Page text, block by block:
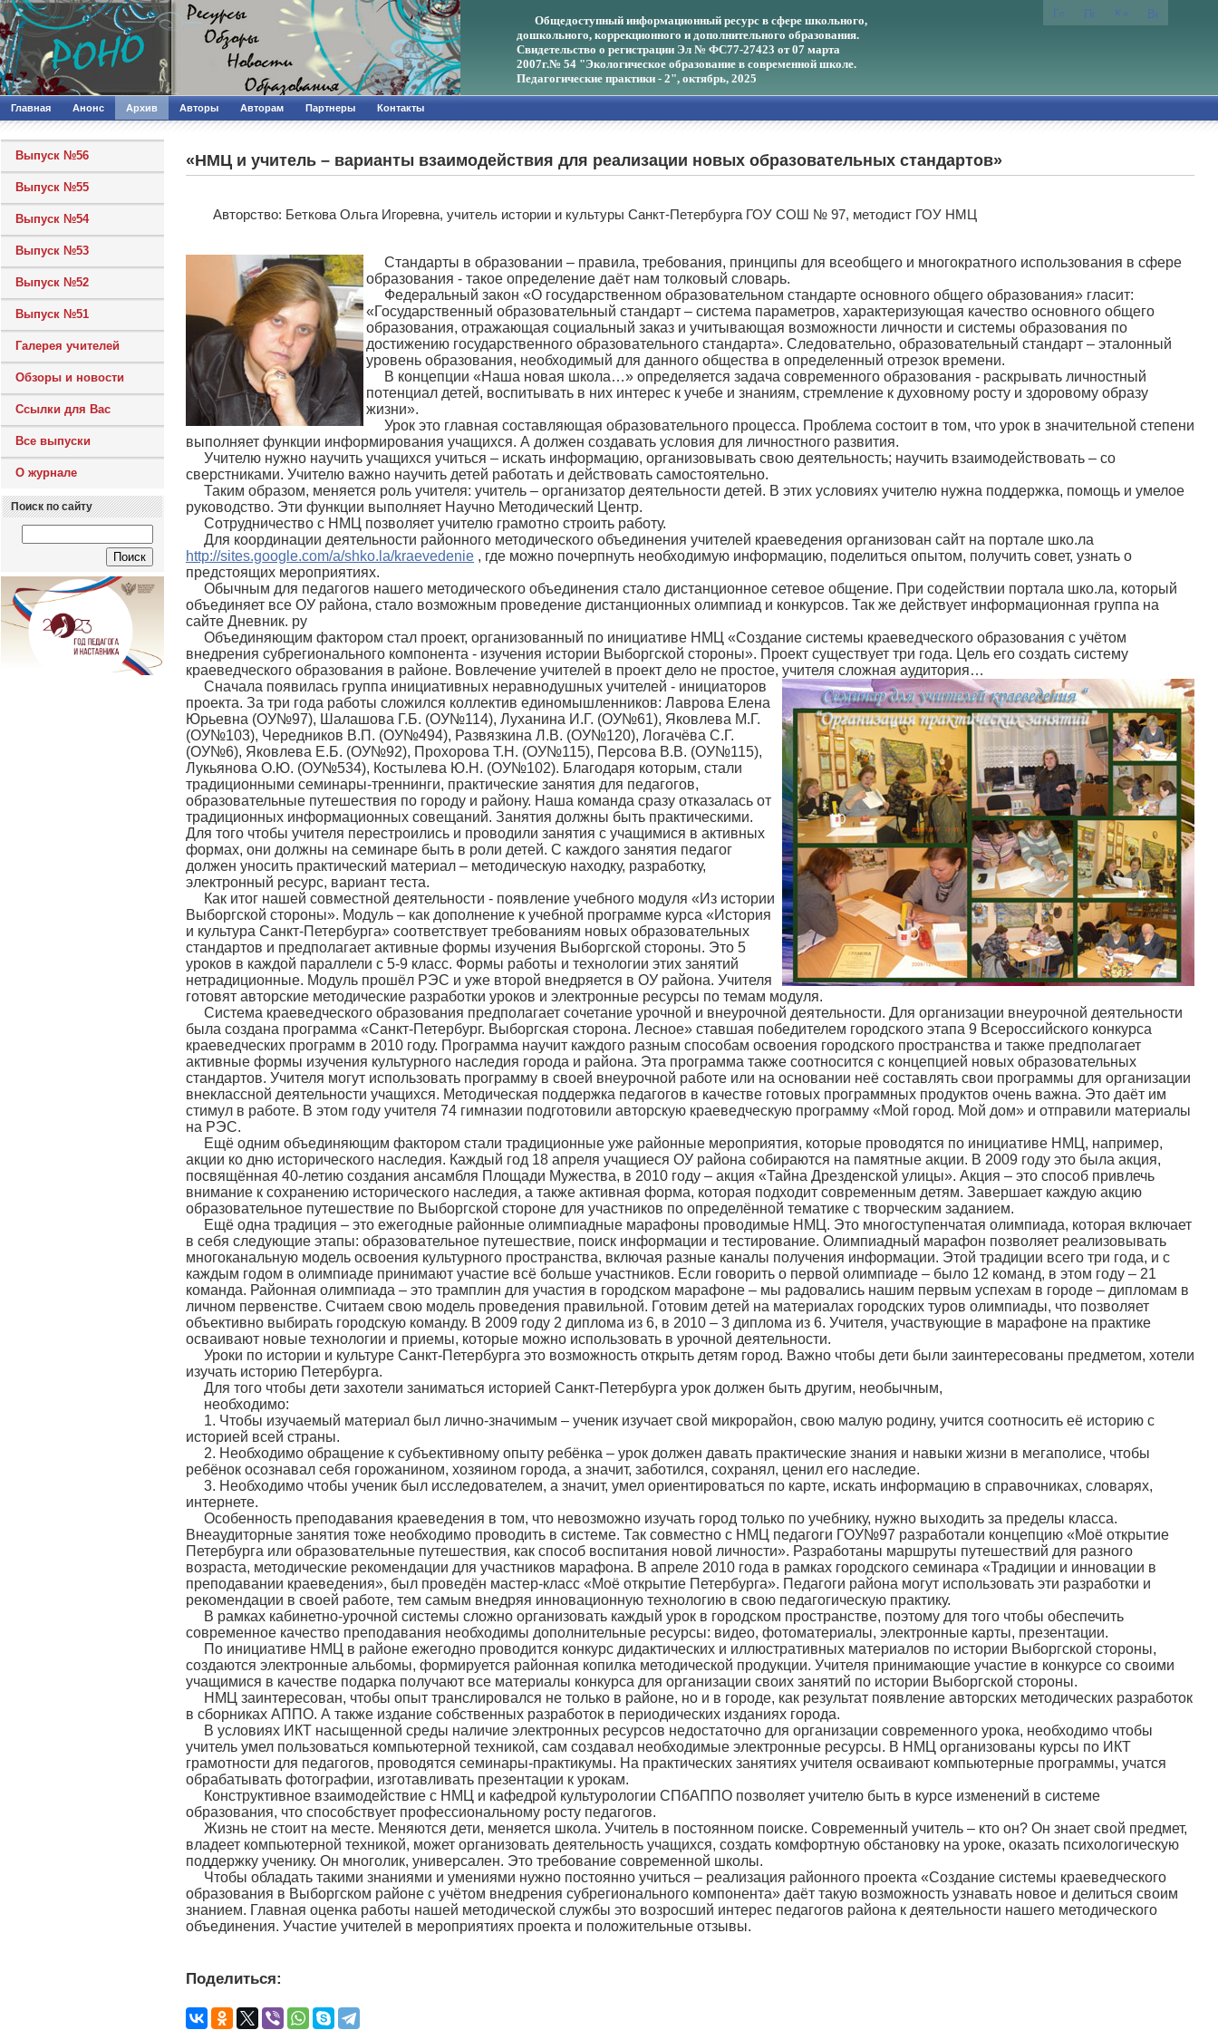
Общедоступный информационный ресурс в сфере школьного,
дошкольного, коррекционного и дополнительного образования.
Свидетельство о регистрации Эл № ФС77-27423 от 07 марта
2007г.№ 54 "Экологическое образование в современной школе.
Педагогические практики - 2", октябрь, 2025
Главная Анонс Архив Авторы Авторам Партнеры Контакты
Выпуск №56
Выпуск №55
Выпуск №54
Выпуск №53
Выпуск №52
Выпуск №51
Галерея учителей
Обзоры и новости
Ссылки для Вас
Все выпуски
О журнале
Поиск по сайту
«НМЦ и учитель – варианты взаимодействия для реализации новых образовательных стандартов»
Авторcтво: Беткова Ольга Игоревна, учитель истории и культуры Санкт-Петербурга ГОУ СОШ № 97, методист ГОУ НМЦ
Стандарты в образовании – правила, требования, принципы для всеобщего и многократного использования в сфере
образования - такое определение даёт нам толковый словарь.
Федеральный закон «О государственном образовательном стандарте основного общего образования» гласит:
«Государственный образовательный стандарт – система параметров, характеризующая качество основного общего
образования, отражающая социальный заказ и учитывающая возможности личности и системы образования по
достижению государственного образовательного стандарта». Следовательно, образовательный стандарт – эталонный
уровень образования, необходимый для данного общества в определенный отрезок времени.
В концепции «Наша новая школа…» определяется задача современного образования - раскрывать личностный
потенциал детей, воспитывать в них интерес к учебе и знаниям, стремление к духовному росту и здоровому образу
жизни».
Урок это главная составляющая образовательного процесса. Проблема состоит в том, что урок в значительной степени
выполняет функции информирования учащихся. А должен создавать условия для личностного развития.
Учителю нужно научить учащихся учиться – искать информацию, организовывать свою деятельность; научить взаимодействовать – со
сверстниками. Учителю важно научить детей работать и действовать самостоятельно.
Таким образом, меняется роль учителя: учитель – организатор деятельности детей. В этих условиях учителю нужна поддержка, помощь и умелое
руководство. Эти функции выполняет Научно Методический Центр.
Сотрудничество с НМЦ позволяет учителю грамотно строить работу.
Для координации деятельности районного методического объединения учителей краеведения организован сайт на портале шко.ла
http://sites.google.com/a/shko.la/kraevedenie , где можно почерпнуть необходимую информацию, поделиться опытом, получить совет, узнать о
предстоящих мероприятиях.
Обычным для педагогов нашего методического объединения стало дистанционное сетевое общение. При содействии портала шко.ла, который
объединяет все ОУ района, стало возможным проведение дистанционных олимпиад и конкурсов. Так же действует информационная группа на
сайте Дневник. ру
Объединяющим фактором стал проект, организованный по инициативе НМЦ «Создание системы краеведческого образования с учётом
внедрения субрегионального компонента - изучения истории Выборгской стороны». Проект существует три года. Цель его создать систему
краеведческого образования в районе. Вовлечение учителей в проект дело не простое, учителя сложная аудитория…
Сначала появилась группа инициативных неравнодушных учителей - инициаторов
проекта. За три года работы сложился коллектив единомышленников: Лаврова Елена
Юрьевна (ОУ№97), Шалашова Г.Б. (ОУ№114), Луханина И.Г. (ОУ№61), Яковлева М.Г.
(ОУ№103), Чередников В.П. (ОУ№494), Развязкина Л.В. (ОУ№120), Логачёва С.Г.
(ОУ№6), Яковлева Е.Б. (ОУ№92), Прохорова Т.Н. (ОУ№115), Персова В.В. (ОУ№115),
Лукьянова О.Ю. (ОУ№534), Костылева Ю.Н. (ОУ№102). Благодаря которым, стали
традиционными семинары-треннинги, практические занятия для педагогов,
образовательные путешествия по городу и району. Наша команда сразу отказалась от
традиционных информационных совещаний. Занятия должны быть практическими.
Для того чтобы учителя перестроились и проводили занятия с учащимися в активных
формах, они должны на семинаре быть в роли детей. С каждого занятия педагог
должен уносить практический материал – методическую находку, разработку,
электронный ресурс, вариант теста.
Как итог нашей совместной деятельности - появление учебного модуля «Из истории
Выборгской стороны». Модуль – как дополнение к учебной программе курса «История
и культура Санкт-Петербурга» соответствует требованиям новых образовательных
стандартов и предполагает активные формы изучения Выборгской стороны. Это 5
уроков в каждой параллели с 5-9 класс. Формы работы и технологии этих занятий
нетрадиционные. Модуль прошёл РЭС и уже второй внедряется в ОУ района. Учителя
готовят авторские методические разработки уроков и электронные ресурсы по темам модуля.
Система краеведческого образования предполагает сочетание урочной и внеурочной деятельности. Для организации внеурочной деятельности
была создана программа «Санкт-Петербург. Выборгская сторона. Лесное» ставшая победителем городского этапа 9 Всероссийского конкурса
краеведческих программ в 2010 году. Программа научит каждого разным способам освоения городского пространства и также предполагает
активные формы изучения культурного наследия города и района. Эта программа также соотносится с концепцией новых образовательных
стандартов. Учителя могут использовать программу в своей внеурочной работе или на основании неё составлять свои программы для организации
внеклассной деятельности учащихся. Методическая поддержка педагогов в качестве готовых программных продуктов очень важна. Это даёт им
стимул в работе. В этом году учителя 74 гимназии подготовили авторскую краеведческую программу «Мой город. Мой дом» и отправили материалы
на РЭС.
Ещё одним объединяющим фактором стали традиционные уже районные мероприятия, которые проводятся по инициативе НМЦ, например,
акции ко дню исторического наследия. Каждый год 18 апреля учащиеся ОУ района собираются на памятные акции. В 2009 году это была акция,
посвящённая 40-летию создания ансамбля Площади Мужества, в 2010 году – акция «Тайна Дрезденской улицы». Акция – это способ привлечь
внимание к сохранению исторического наследия, а также активная форма, которая подходит современным детям. Завершает каждую акцию
образовательное путешествие по Выборгской стороне для участников по определённой тематике с творческим заданием.
Ещё одна традиция – это ежегодные районные олимпиадные марафоны проводимые НМЦ. Это многоступенчатая олимпиада, которая включает
в себя следующие этапы: образовательное путешествие, поиск информации и тестирование. Олимпиадный марафон позволяет реализовывать
многоканальную модель освоения культурного пространства, включая разные каналы получения информации. Этой традиции всего три года, и с
каждым годом в олимпиаде принимают участие всё больше участников. Если говорить о первой олимпиаде – было 12 команд, в этом году – 21
команда. Районная олимпиада – это трамплин для участия в городском марафоне – мы радовались нашим первым успехам в городе – дипломам в
личном первенстве. Считаем свою модель проведения правильной. Готовим детей на материалах городских туров олимпиады, что позволяет
объективно выбирать городскую команду. В 2009 году 2 диплома из 6, в 2010 – 3 диплома из 6. Учителя, участвующие в марафоне на практике
осваивают новые технологии и приемы, которые можно использовать в урочной деятельности.
Уроки по истории и культуре Санкт-Петербурга это возможность открыть детям город. Важно чтобы дети были заинтересованы предметом, хотели
изучать историю Петербурга.
Для того чтобы дети захотели заниматься историей Санкт-Петербурга урок должен быть другим, необычным,
необходимо:
1. Чтобы изучаемый материал был лично-значимым – ученик изучает свой микрорайон, свою малую родину, учится соотносить её историю с
историей всей страны.
2. Необходимо обращение к субъективному опыту ребёнка – урок должен давать практические знания и навыки жизни в мегаполисе, чтобы
ребёнок осознавал себя горожанином, хозяином города, а значит, заботился, сохранял, ценил его наследие.
3. Необходимо чтобы ученик был исследователем, а значит, умел ориентироваться по карте, искать информацию в справочниках, словарях,
интернете.
Особенность преподавания краеведения в том, что невозможно изучать город только по учебнику, нужно выходить за пределы класса.
Внеаудиторные занятия тоже необходимо проводить в системе. Так совместно с НМЦ педагоги ГОУ№97 разработали концепцию «Моё открытие
Петербурга или образовательные путешествия, как способ воспитания новой личности». Разработаны маршруты путешествий для разного
возраста, методические рекомендации для участников марафона. В апреле 2010 года в рамках городского семинара «Традиции и инновации в
преподавании краеведения», был проведён мастер-класс «Моё открытие Петербурга». Педагоги района могут использовать эти разработки и
рекомендации в своей работе, тем самым внедряя инновационную технологию в свою педагогическую практику.
В рамках кабинетно-урочной системы сложно организовать каждый урок в городском пространстве, поэтому для того чтобы обеспечить
современное качество преподавания необходимы дополнительные ресурсы: видео, фотоматериалы, электронные карты, презентации.
По инициативе НМЦ в районе ежегодно проводится конкурс дидактических и иллюстративных материалов по истории Выборгской стороны,
создаются электронные альбомы, формируется районная копилка методической продукции. Учителя принимающие участие в конкурсе со своими
учащимися в качестве подарка получают все материалы конкурса для организации своих занятий по истории Выборгской стороны.
НМЦ заинтересован, чтобы опыт транслировался не только в районе, но и в городе, как результат появление авторских методических разработок
в сборниках АППО. А также издание собственных разработок в периодических изданиях города.
В условиях ИКТ насыщенной среды наличие электронных ресурсов недостаточно для организации современного урока, необходимо чтобы
учитель умел пользоваться компьютерной техникой, сам создавал необходимые электронные ресурсы. В НМЦ организованы курсы по ИКТ
грамотности для педагогов, проводятся семинары-практикумы. На практических занятиях учителя осваивают компьютерные программы, учатся
обрабатывать фотографии, изготавливать презентации к урокам.
Конструктивное взаимодействие с НМЦ и кафедрой культурологии СПбАППО позволяет учителю быть в курсе изменений в системе
образования, что способствует профессиональному росту педагогов.
Жизнь не стоит на месте. Меняются дети, меняется школа. Учитель в постоянном поиске. Современный учитель – кто он? Он знает свой предмет,
владеет компьютерной техникой, может организовать деятельность учащихся, создать комфортную обстановку на уроке, оказать психологическую
поддержку ученику. Он многолик, универсален. Это требование современной школы.
Чтобы обладать такими знаниями и умениями нужно постоянно учиться – реализация районного проекта «Создание системы краеведческого
образования в Выборгском районе с учётом внедрения субрегионального компонента» даёт такую возможность узнавать новое и делиться своим
знанием. Главная оценка работы нашей методической службы это возросший интерес педагогов района к деятельности нашего методического
объединения. Участие учителей в мероприятиях проекта и положительные отзывы.
Поделиться: